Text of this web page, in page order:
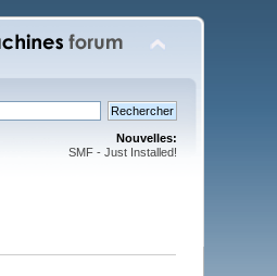
Nouvelles:
SMF - Just Installed!